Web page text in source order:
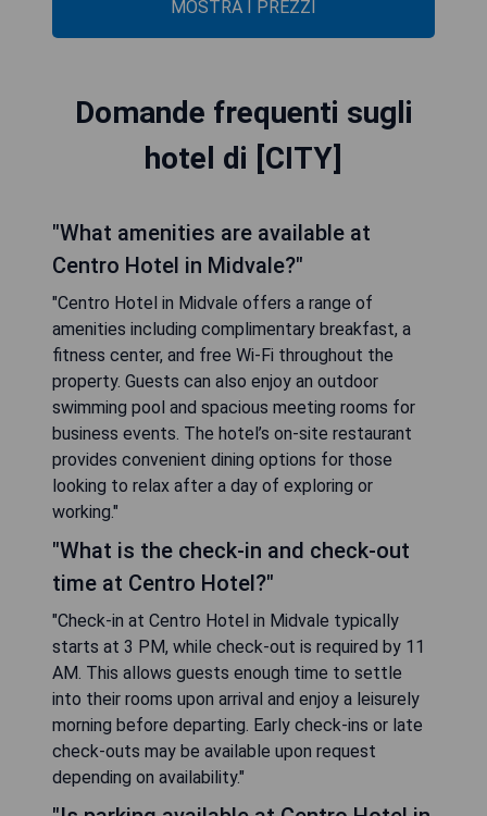
MOSTRA I PREZZI
Domande frequenti sugli
hotel di [CITY]
"What amenities are available at
Centro Hotel in Midvale?"
"Centro Hotel in Midvale offers a range of
amenities including complimentary breakfast, a
fitness center, and free Wi-Fi throughout the
property. Guests can also enjoy an outdoor
swimming pool and spacious meeting rooms for
business events. The hotel’s on-site restaurant
provides convenient dining options for those
looking to relax after a day of exploring or
working."
"What is the check-in and check-out
time at Centro Hotel?"
"Check-in at Centro Hotel in Midvale typically
starts at 3 PM, while check-out is required by 11
AM. This allows guests enough time to settle
into their rooms upon arrival and enjoy a leisurely
morning before departing. Early check-ins or late
check-outs may be available upon request
depending on availability."